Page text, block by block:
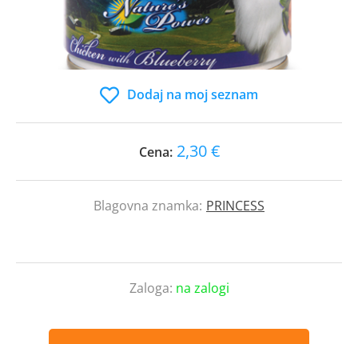
Dodaj na moj seznam
Cena: 2,30 €
Blagovna znamka: PRINCESS
Zaloga: na zalogi